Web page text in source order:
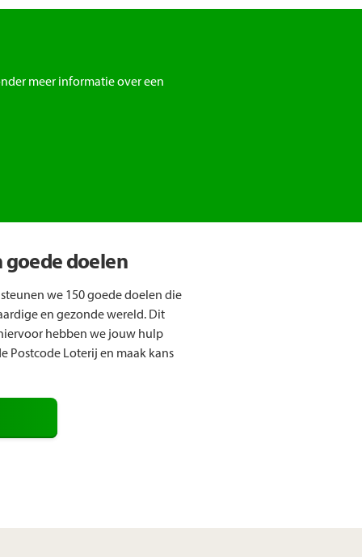
meer informatie over een
goede doelen
we 150 goede doelen die
en gezonde wereld. Dit
hebben we jouw hulp
Postcode Loterij en maak kans